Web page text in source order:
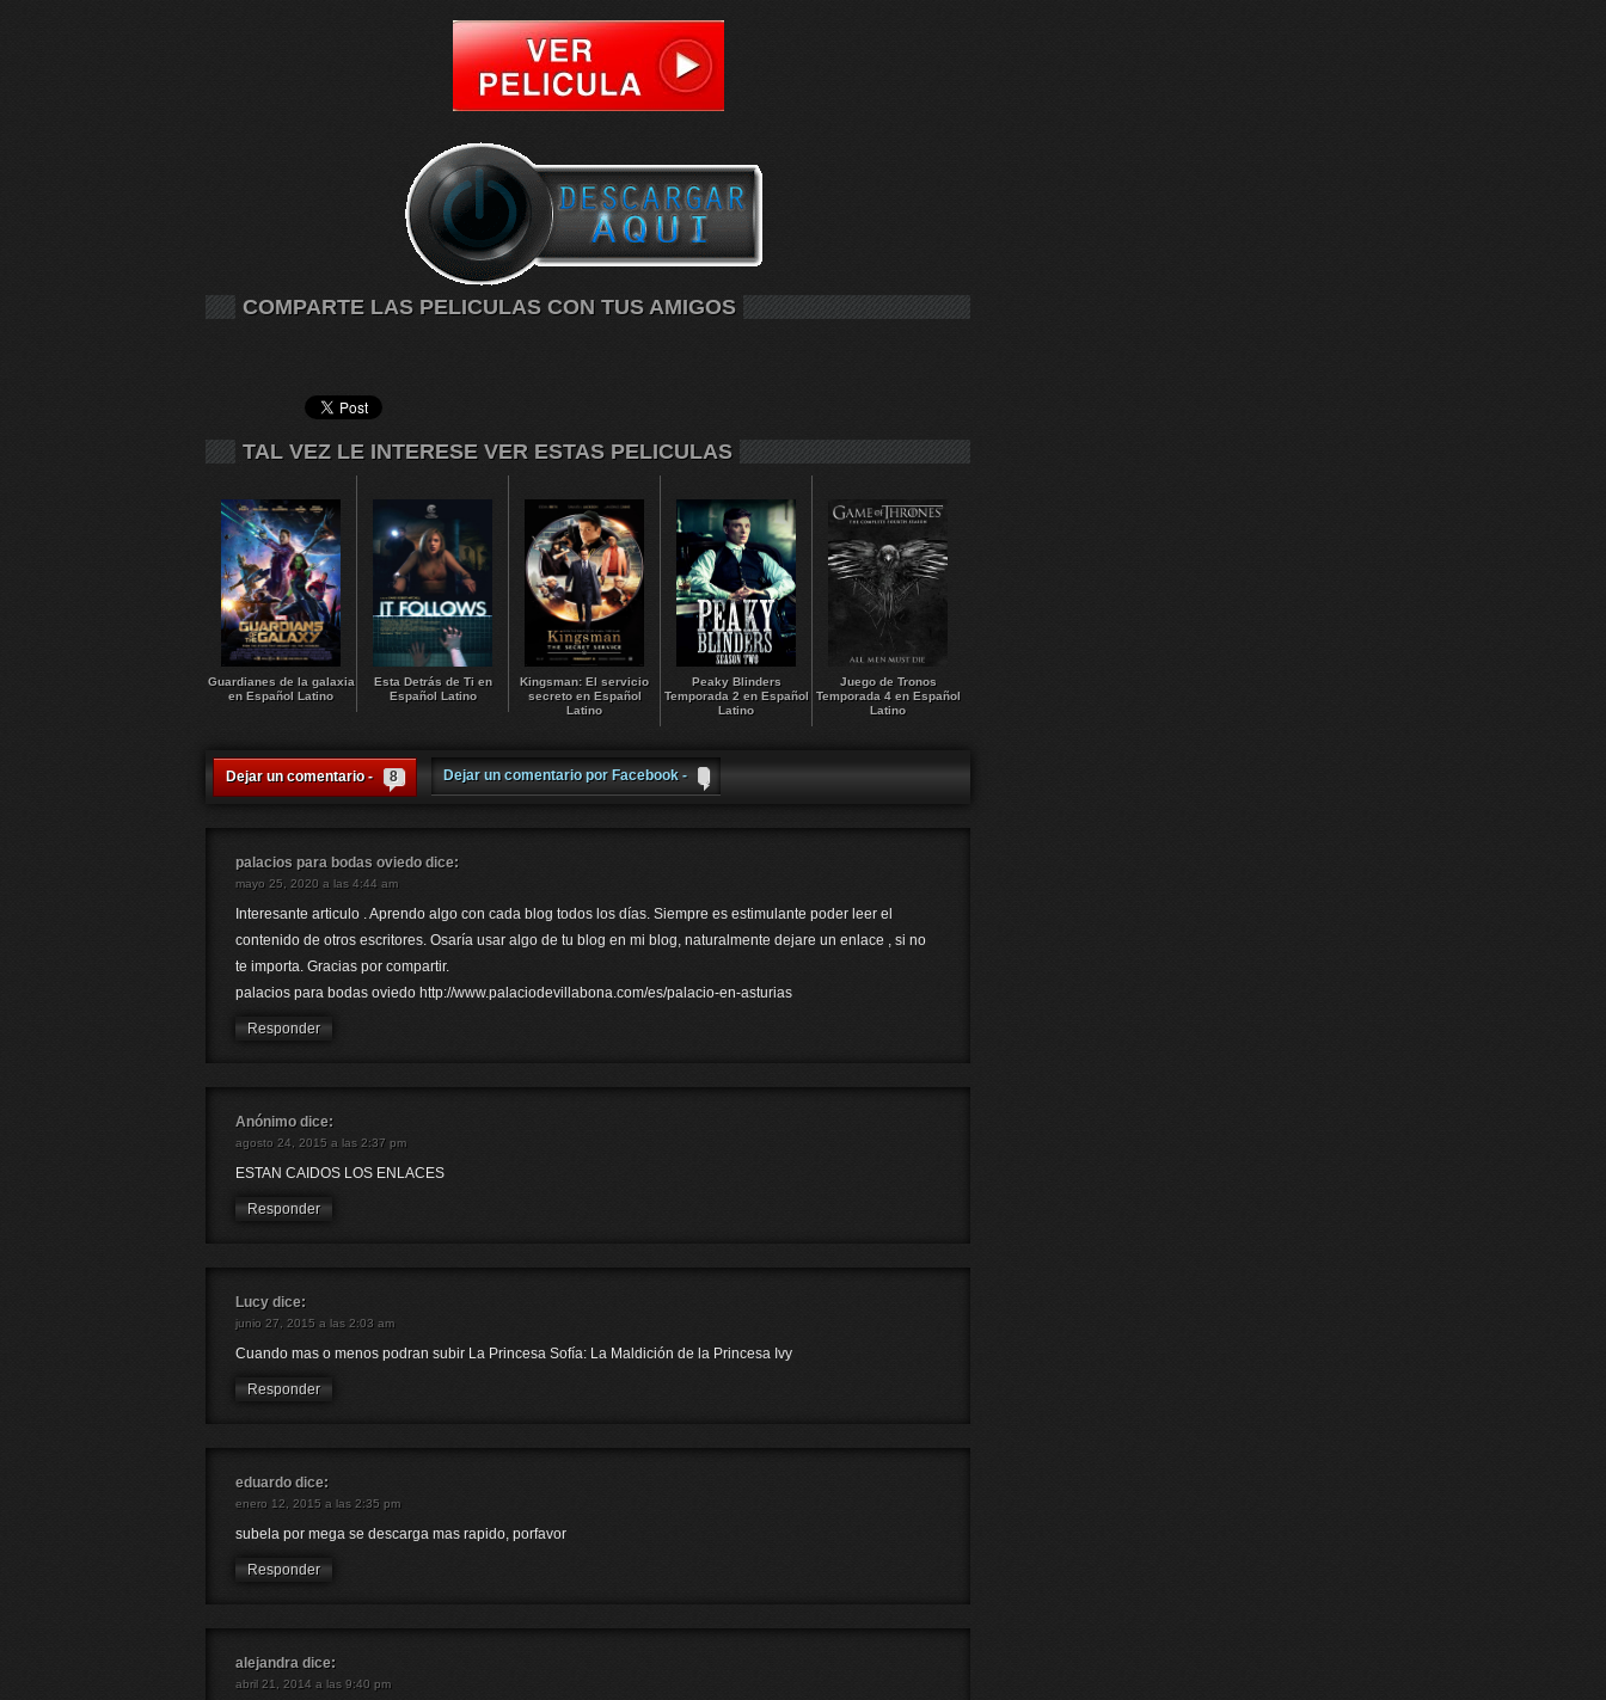
COMPARTE LAS PELICULAS CON TUS AMIGOS
TAL VEZ LE INTERESE VER ESTAS PELICULAS
Guardianes de la galaxia
en Español Latino
Esta Detrás de Ti en
Español Latino
Kingsman: El servicio
secreto en Español
Latino
Peaky Blinders
Temporada 2 en Español
Latino
Juego de Tronos
Temporada 4 en Español
Latino
Dejar un comentario - 8 Dejar un comentario por Facebook -
palacios para bodas oviedo dice:
mayo 25, 2020 a las 4:44 am
Interesante articulo . Aprendo algo con cada blog todos los días. Siempre es estimulante poder leer el
contenido de otros escritores. Osaría usar algo de tu blog en mi blog, naturalmente dejare un enlace , si no
te importa. Gracias por compartir.
palacios para bodas oviedo http://www.palaciodevillabona.com/es/palacio-en-asturias
Responder
Anónimo dice:
agosto 24, 2015 a las 2:37 pm
ESTAN CAIDOS LOS ENLACES
Responder
Lucy dice:
junio 27, 2015 a las 2:03 am
Cuando mas o menos podran subir La Princesa Sofía: La Maldición de la Princesa Ivy
Responder
eduardo dice:
enero 12, 2015 a las 2:35 pm
subela por mega se descarga mas rapido, porfavor
Responder
alejandra dice:
abril 21, 2014 a las 9:40 pm